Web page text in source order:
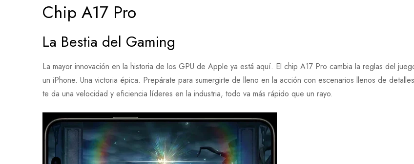
Chip A17 Pro
La Bestia del Gaming
La mayor innovación en la historia de los GPU de Apple ya está aquí. El chip A17 Pro cambia la reglas del
un iPhone. Una victoria épica. Prepárate para sumergirte de lleno en la acción con escenarios llenos de
te da una velocidad y eficiencia líderes en la industria, todo va más rápido que un rayo.